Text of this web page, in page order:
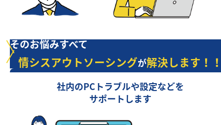
そのお悩みすべて
情シスアウトソーシングが解決します！
社内のPCトラブルや設定などを
サポートします